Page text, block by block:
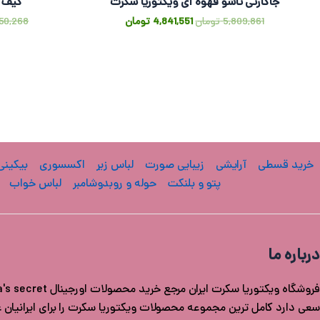
5,809,861تومان4,841,551 تومان
خرید قسطی آرایشی زیبایی صورت لباس زیر اکسسوری
پتو و بلنکت
حوله و روبدوشامبر لباس خواب
درباره ما
سعی دارد کامل ترین مجموعه محصولات ویکتوریا سکرت را برای ایرانیان